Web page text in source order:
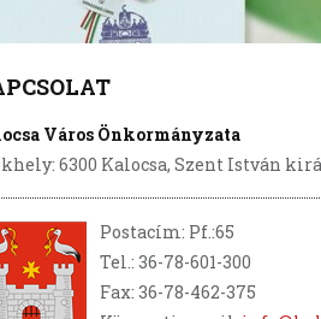
Város Önkormányzata
6300 Kalocsa, Szent István
Postacím: Pf.:65
Tel.: 36-78-601-300
Fax: 36-78-462-375